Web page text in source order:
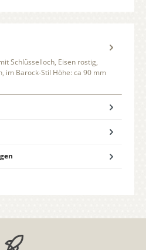
Schlüsselloch, Eisen rostig,
im Barock-Stil Höhe: ca 90 mm